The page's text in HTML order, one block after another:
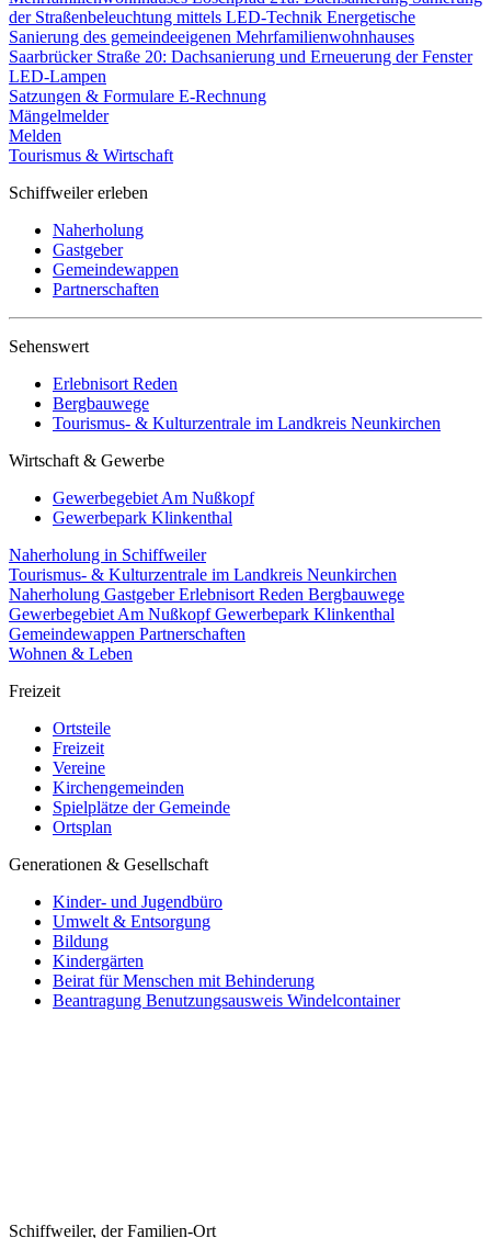
der Straßenbeleuchtung mittels LED-Technik Energetische
Sanierung des gemeindeeigenen Mehrfamilienwohnhauses
Saarbrücker Straße 20: Dachsanierung und Erneuerung der Fenster
LED-Lampen
Satzungen & Formulare E-Rechnung
Mängelmelder
Melden
Tourismus & Wirtschaft
Schiffweiler erleben
Naherholung
Gastgeber
Gemeindewappen
Partnerschaften
Sehenswert
Erlebnisort Reden
Bergbauwege
Tourismus- & Kulturzentrale im Landkreis Neunkirchen
Wirtschaft & Gewerbe
Gewerbegebiet Am Nußkopf
Gewerbepark Klinkenthal
Naherholung in Schiffweiler
Tourismus- & Kulturzentrale im Landkreis Neunkirchen
Naherholung GastgeberErlebnisort Reden Bergbauwege
Gewerbegebiet Am NußkopfGewerbepark Klinkenthal
Gemeindewappen Partnerschaften
Wohnen & Leben
Freizeit
Ortsteile
Freizeit
Vereine
Kirchengemeinden
Spielplätze der Gemeinde
Ortsplan
Generationen & Gesellschaft
Kinder- und Jugendbüro
Umwelt & Entsorgung
Bildung
Kindergärten
Beirat für Menschen mit Behinderung
Beantragung Benutzungsausweis Windelcontainer
Schiffweiler, der Familien-Ort